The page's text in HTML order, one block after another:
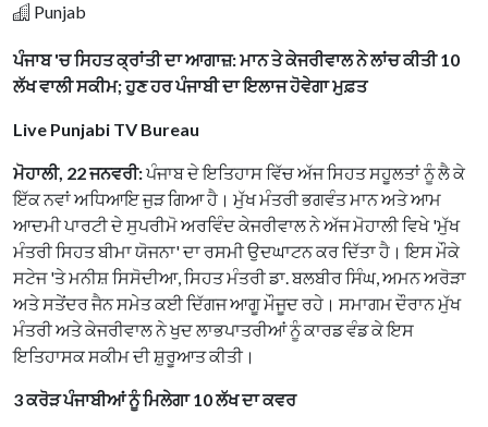
Punjab
ਪੰਜਾਬ 'ਚ ਸਿਹਤ ਕ੍ਰਾਂਤੀ ਦਾ ਆਗਾਜ਼: ਮਾਨ ਤੇ ਕੇਜਰੀਵਾਲ ਨੇ ਲਾਂਚ ਕੀਤੀ 10
ਲੱਖ ਵਾਲੀ ਸਕੀਮ; ਹੁਣ ਹਰ ਪੰਜਾਬੀ ਦਾ ਇਲਾਜ ਹੋਵੇਗਾ ਮੁਫ਼ਤ
Live Punjabi TV Bureau
ਮੋਹਾਲੀ, 22 ਜਨਵਰੀ:ਪੰਜਾਬ ਦੇ ਇਤਿਹਾਸ ਵਿੱਚ ਅੱਜ ਸਿਹਤ ਸਹੂਲਤਾਂ ਨੂੰ ਲੈ ਕੇ
ਇੱਕ ਨਵਾਂ ਅਧਿਆਇ ਜੁੜ ਗਿਆ ਹੈ। ਮੁੱਖ ਮੰਤਰੀ ਭਗਵੰਤ ਮਾਨ ਅਤੇ ਆਮ
ਆਦਮੀ ਪਾਰਟੀ ਦੇ ਸੁਪਰੀਮੋ ਅਰਵਿੰਦ ਕੇਜਰੀਵਾਲ ਨੇ ਅੱਜ ਮੋਹਾਲੀ ਵਿਖੇ 'ਮੁੱਖ
ਮੰਤਰੀ ਸਿਹਤ ਬੀਮਾ ਯੋਜਨਾ' ਦਾ ਰਸਮੀ ਉਦਘਾਟਨ ਕਰ ਦਿੱਤਾ ਹੈ। ਇਸ ਮੌਕੇ
ਸਟੇਜ 'ਤੇ ਮਨੀਸ਼ ਸਿਸੋਦੀਆ, ਸਿਹਤ ਮੰਤਰੀ ਡਾ. ਬਲਬੀਰ ਸਿੰਘ, ਅਮਨ ਅਰੋੜਾ
ਅਤੇ ਸਤੇਂਦਰ ਜੈਨ ਸਮੇਤ ਕਈ ਦਿੱਗਜ ਆਗੂ ਮੌਜੂਦ ਰਹੇ। ਸਮਾਗਮ ਦੌਰਾਨ ਮੁੱਖ
ਮੰਤਰੀ ਅਤੇ ਕੇਜਰੀਵਾਲ ਨੇ ਖੁਦ ਲਾਭਪਾਤਰੀਆਂ ਨੂੰ ਕਾਰਡ ਵੰਡ ਕੇ ਇਸ
ਇਤਿਹਾਸਕ ਸਕੀਮ ਦੀ ਸ਼ੁਰੂਆਤ ਕੀਤੀ।
3 ਕਰੋੜ ਪੰਜਾਬੀਆਂ ਨੂੰ ਮਿਲੇਗਾ 10 ਲੱਖ ਦਾ ਕਵਰ